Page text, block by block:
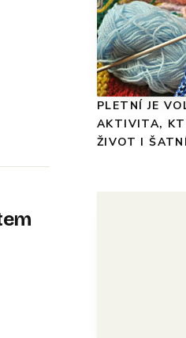
PLETNÍ JE
AKTIVITA,
ŽIVOT I